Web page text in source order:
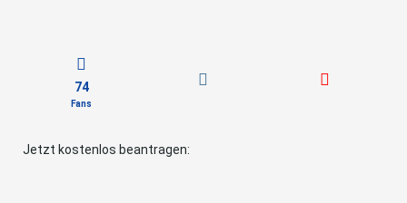
74
Fans
Jetzt kostenlos beantragen: